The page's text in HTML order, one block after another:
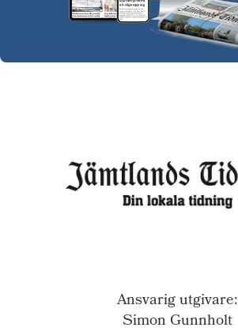
Ansvarig utgivare:
Simon Gunnholt